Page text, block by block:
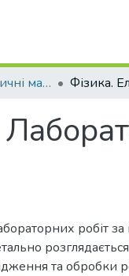
Навчально-методичні матеріали (КЗФ)
робіт
та обробки